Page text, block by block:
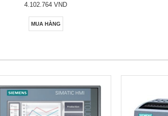
4.102.764 VND
MUA HÀNG